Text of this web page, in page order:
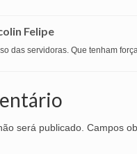
Felipe
das servidoras. Que tenham
será publicado. Campos